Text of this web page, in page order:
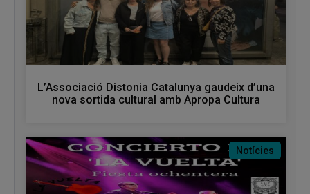
L’Associació Distonia Catalunya gaudeix d’una
nova sortida cultural amb Apropa Cultura
Notícies